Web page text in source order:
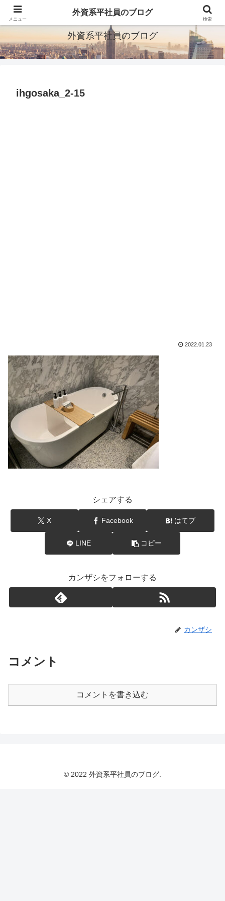
ITとか転職とか旅行とか
外資系平社員のブログ
ihgosaka_2-15
2022.01.23
シェアする
X Facebook はてブ
LINE コピー
カンザシをフォローする
カンザシ
コメント
コメントを書き込む
© 2022 外資系平社員のブログ.
メニュー
外資系平社員のブログ
検索